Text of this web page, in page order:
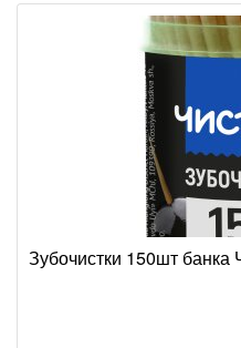
Зубочистки 150шт банка